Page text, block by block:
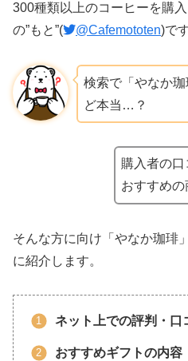
300種類以上のコーヒーを購
の”もと”(
@Cafemototen)です
検索で「やなか
ど本当…？
購入者の口
おすすめの
そんな方に向け「やなか珈琲
に紹介します。
ネット上での評判・口
おすすめギフトの内容